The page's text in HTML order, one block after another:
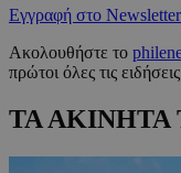
Εγγραφή στο Newsletter
Ακολουθήστε το
πρώτοι όλες τις
ΤΑ